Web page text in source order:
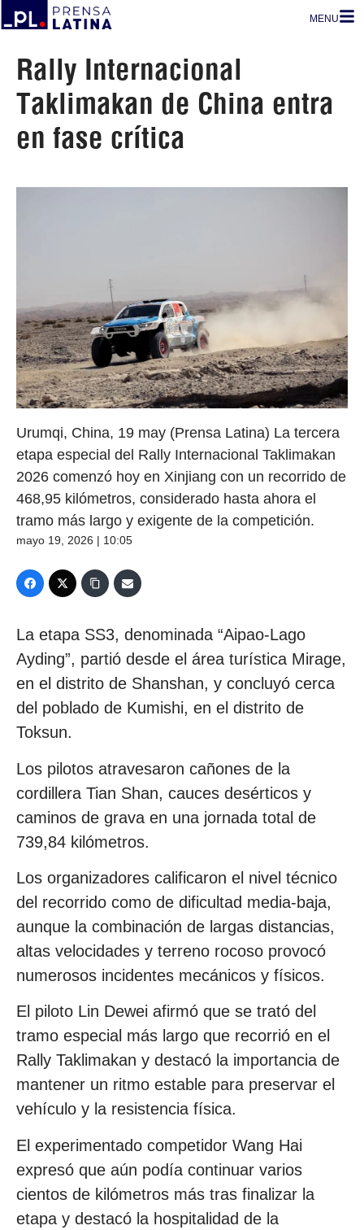
MENU
Rally Internacional
Taklimakan de China entra
en fase crítica
Urumqi, China, 19 may (Prensa Latina) La tercera
etapa especial del Rally Internacional Taklimakan
2026 comenzó hoy en Xinjiang con un recorrido de
468,95 kilómetros, considerado hasta ahora el
tramo más largo y exigente de la competición.
mayo 19, 2026 | 10:05
La etapa SS3, denominada “Aipao-Lago
Ayding”, partió desde el área turística Mirage,
en el distrito de Shanshan, y concluyó cerca
del poblado de Kumishi, en el distrito de
Toksun.
Los pilotos atravesaron cañones de la
cordillera Tian Shan, cauces desérticos y
caminos de grava en una jornada total de
739,84 kilómetros.
Los organizadores calificaron el nivel técnico
del recorrido como de dificultad media-baja,
aunque la combinación de largas distancias,
altas velocidades y terreno rocoso provocó
numerosos incidentes mecánicos y físicos.
El piloto Lin Dewei afirmó que se trató del
tramo especial más largo que recorrió en el
Rally Taklimakan y destacó la importancia de
mantener un ritmo estable para preservar el
vehículo y la resistencia física.
El experimentado competidor Wang Hai
expresó que aún podía continuar varios
cientos de kilómetros más tras finalizar la
etapa y destacó la hospitalidad de la